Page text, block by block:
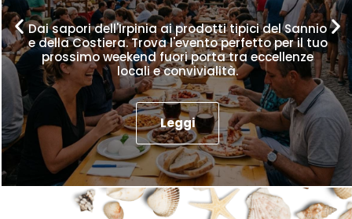
Dai sapori dell'Irpinia ai prodotti tipici del Sannio
e della Costiera. Trova l'evento perfetto per il tuo
prossimo weekend fuori porta tra eccellenze
locali e convivialità.
Leggi